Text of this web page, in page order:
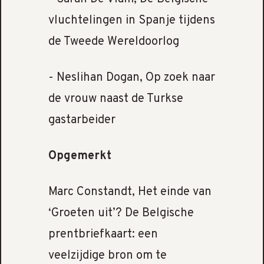
vluchtelingen in Spanje tijdens
de Tweede Wereldoorlog
- Neslihan Dogan, Op zoek naar
de vrouw naast de Turkse
gastarbeider
Opgemerkt
Marc Constandt, Het einde van
‘Groeten uit’? De Belgische
prentbriefkaart: een
veelzijdige bron om te